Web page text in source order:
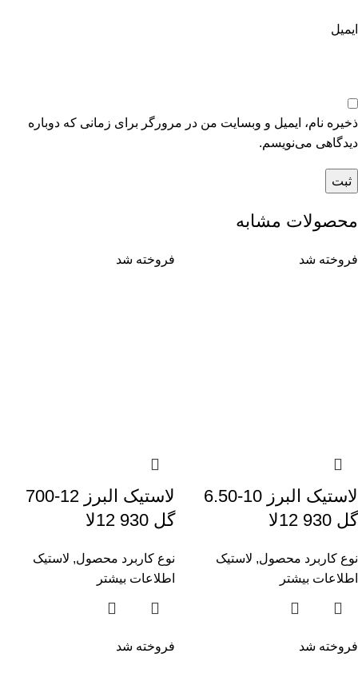
ایمیل
ذخیره نام، ایمیل و وبسایت من در مرورگر برای زمانی که دوباره
دیدگاهی می‌نویسم.
محصولات مشابه
فروخته شد
لاستیک البرز 10-6.50
گل 930 12لا
نوع کاربرد محصول, لاستیک
اطلاعات بیشتر
فروخته شد
لاستیک البرز 12-700
گل 930 12لا
نوع کاربرد محصول, لاستیک
اطلاعات بیشتر
فروخته شد فروخته شد